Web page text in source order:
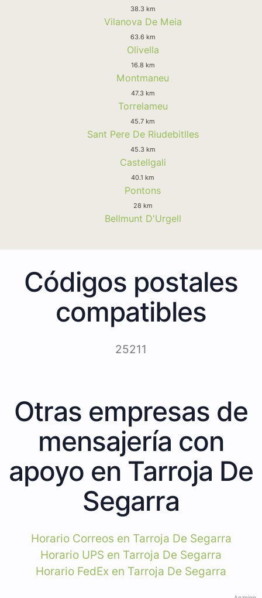
38.3 km
Vilanova De Meia
63.6 km
Olivella
16.8 km
Montmaneu
47.3 km
Torrelameu
45.7 km
Sant Pere De Riudebitlles
45.3 km
Castellgali
40.1 km
Pontons
28 km
Bellmunt D'Urgell
Códigos postales
compatibles
25211
Otras empresas de
mensajería con
apoyo en Tarroja De
Segarra
Horario Correos en Tarroja De Segarra
Horario UPS en Tarroja De Segarra
Horario FedEx en Tarroja De Segarra